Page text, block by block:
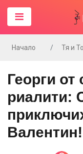
Начало Тя и
Георги от
риалити:
Валентин!